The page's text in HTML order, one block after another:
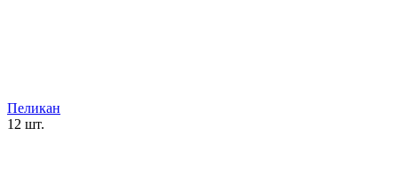
Пеликан
12 шт.